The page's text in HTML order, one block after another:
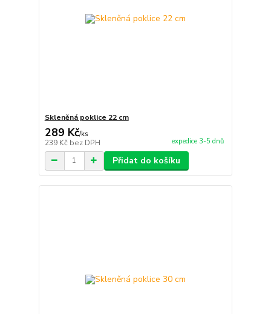
Skleněná poklice 22 cm
289 Kč/ks
239 Kč bez DPH expedice 3-5 dnů
Přidat do košíku